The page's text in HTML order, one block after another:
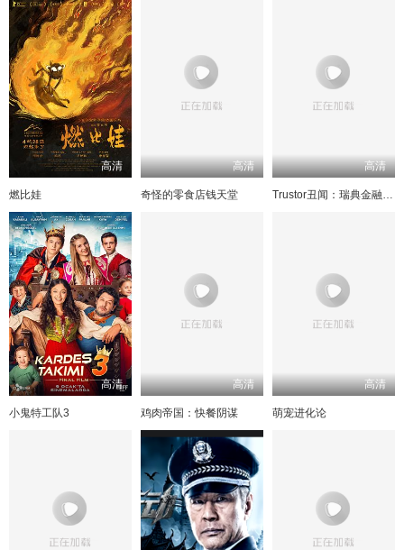
高清
燃比娃
高清
奇怪的零食店钱天堂
高清
Trustor丑闻：瑞典金融案内幕
高清
小鬼特工队3
高清
鸡肉帝国：快餐阴谋
高清
萌宠进化论